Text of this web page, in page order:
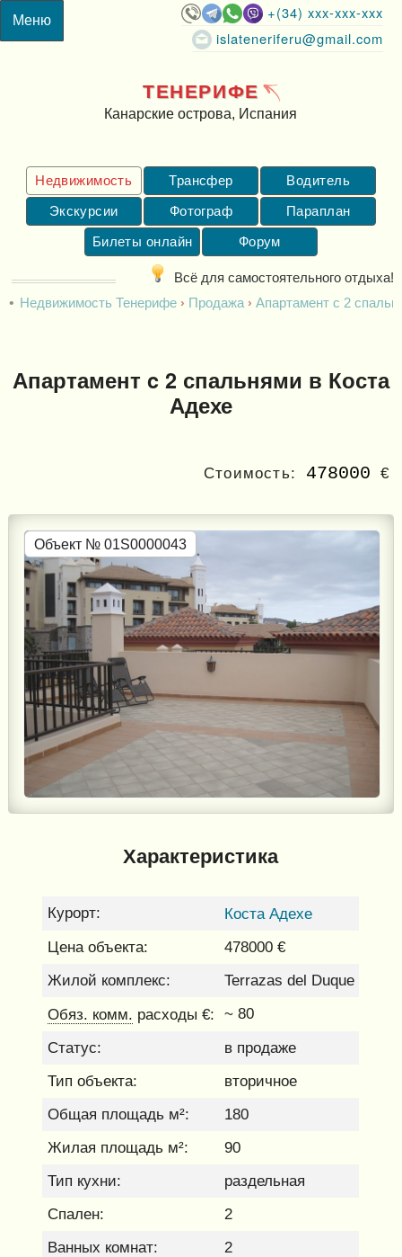
+(34) xxx-xxx-xxx
islateneriferu@gmail.com
ТЕНЕРИФЕ
Канарские острова, Испания
Недвижимость Трансфер Водитель
Экскурсии Фотограф Параплан
Билеты онлайн Форум
Всё для самостоятельного отдыха!
Недвижимость Тенерифе
Продажа Апартамент c 2
Апартамент c 2 спальнями в Коста
Адехе
Стоимость: 478000 €
Объект № 01S0000043
Характеристика
Курорт: Коста Адехе
Цена объекта:
478000 €
Жилой комплекс:
Terrazas del Duque
Обяз. комм. расходы €:
~ 80
Статус:
в продаже
Тип объекта:
вторичное
Общая площадь м²:
180
Жилая площадь м²:
90
Тип кухни:
раздельная
Спален:
2
Ванных комнат:
2